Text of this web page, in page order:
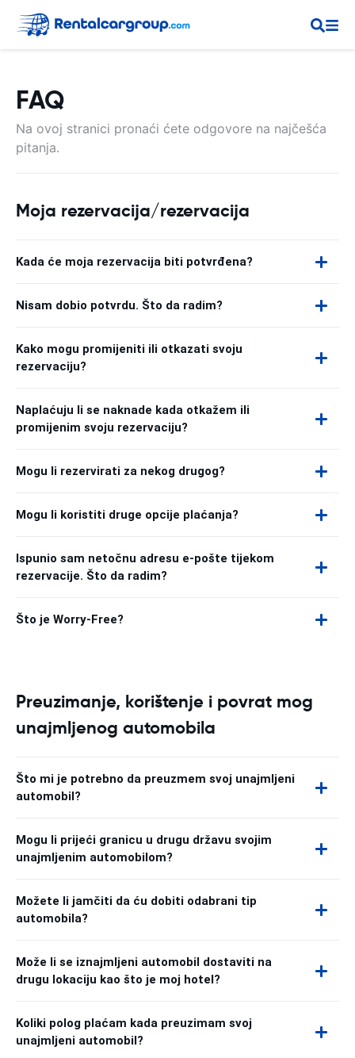
FAQ
Na ovoj stranici pronaći ćete odgovore na najčešća
pitanja.
Moja rezervacija/rezervacija
Kada će moja rezervacija biti potvrđena?
Nisam dobio potvrdu. Što da radim?
Kako mogu promijeniti ili otkazati svoju
rezervaciju?
Naplaćuju li se naknade kada otkažem ili
promijenim svoju rezervaciju?
Mogu li rezervirati za nekog drugog?
Mogu li koristiti druge opcije plaćanja?
Ispunio sam netočnu adresu e-pošte tijekom
rezervacije. Što da radim?
Što je Worry-Free?
Preuzimanje, korištenje i povrat mog
unajmljenog automobila
Što mi je potrebno da preuzmem svoj unajmljeni
automobil?
Mogu li prijeći granicu u drugu državu svojim
unajmljenim automobilom?
Možete li jamčiti da ću dobiti odabrani tip
automobila?
Može li se iznajmljeni automobil dostaviti na
drugu lokaciju kao što je moj hotel?
Koliki polog plaćam kada preuzimam svoj
unajmljeni automobil?